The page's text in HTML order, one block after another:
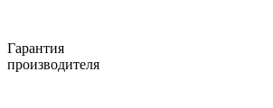
Гарантия
производителя